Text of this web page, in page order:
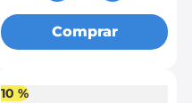
Comprar
10 %